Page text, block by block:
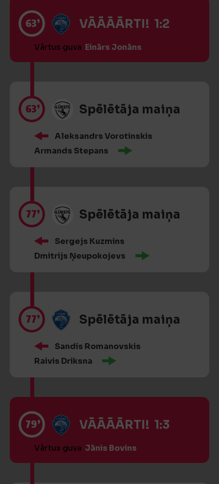
63’ VĀĀĀĀRTI! 1:2
Vārtus guva Einārs Jonāns
63’ Spēlētāja maiņa
Aleksandrs Vorotinskis
Armands Stepans
77’ Spēlētāja maiņa
Sergejs Kuzmins
Dmitrijs Ņeupokojevs
77’ Spēlētāja maiņa
Sandis Romanovskis
Raivis Driksna
79’ VĀĀĀĀRTI! 1:3
Vārtus guva Jānis Bovins